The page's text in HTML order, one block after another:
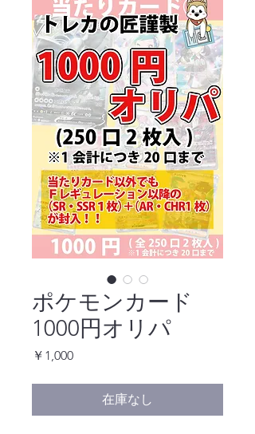
ポケモンカード
1000円オリパ
￥1,000価
在庫なし